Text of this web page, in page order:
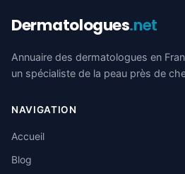
Dermatologues.net
Annuaire des dermatologues en
un spécialiste de la peau près de
NAVIGATION
Accueil
Blog